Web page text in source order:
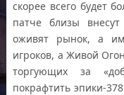
скорее всего будет
патче близы
оживят рынок, а
игроков, а Живой
торгующих за
покрафтить эпики-